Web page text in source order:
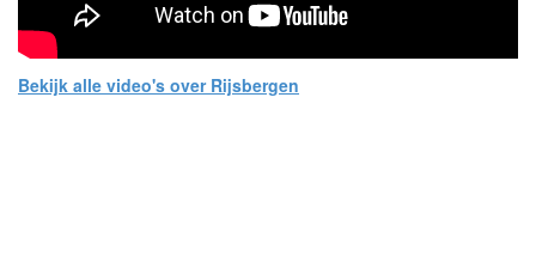
Bekijk alle video's over Rijsbergen